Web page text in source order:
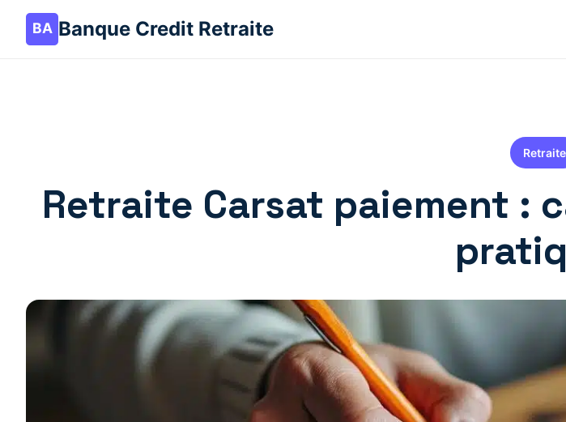
Banque Credit Retraite
Retraite
Retraite Carsat paiement :